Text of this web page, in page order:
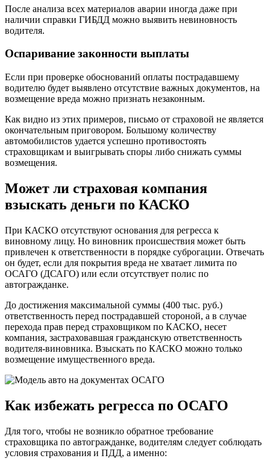
После анализа всех материалов аварии иногда даже при
наличии справки ГИБДД можно выявить невиновность
водителя.
Оспаривание законности выплаты
Если при проверке обоснований оплаты пострадавшему
водителю будет выявлено отсутствие важных документов, на
возмещение вреда можно признать незаконным.
Как видно из этих примеров, письмо от страховой не является
окончательным приговором. Большому количеству
автомобилистов удается успешно противостоять
страховщикам и выигрывать споры либо снижать суммы
возмещения.
Может ли страховая компания
взыскать деньги по КАСКО
При КАСКО отсутствуют основания для регресса к
виновному лицу. Но виновник происшествия может быть
привлечен к ответственности в порядке суброгации. Отвечать
он будет, если для покрытия вреда не хватает лимита по
ОСАГО (ДСАГО) или если отсутствует полис по
автогражданке.
До достижения максимальной суммы (400 тыс. руб.)
ответственность перед пострадавшей стороной, а в случае
перехода прав перед страховщиком по КАСКО, несет
компания, застраховавшая гражданскую ответственность
водителя-виновника. Взыскать по КАСКО можно только
возмещение имущественного вреда.
Как избежать регресса по ОСАГО
Для того, чтобы не возникло обратное требование
страховщика по автогражданке, водителям следует соблюдать
условия страхования и ПДД, а именно: